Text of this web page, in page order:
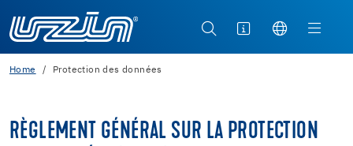
Home Protection des données
RÈGLEMENT GÉNÉRAL SUR LA PROTECTION